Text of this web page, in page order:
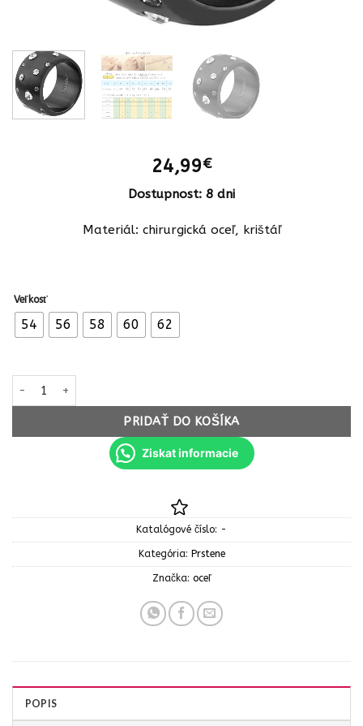
24,99€
Dostupnost: 8 dni
Materiál: chirurgická oceľ, krištáľ
Veľkosť
54 56 58 60 62
množstvo PRSTEŇ s krištáľmi chirurgická oceľ 5060239SG595
PRIDAŤ DO KOŠÍKA
Ziskat informacie
Katalógové číslo: -
Kategória: Prstene
Značka: oceľ
POPIS